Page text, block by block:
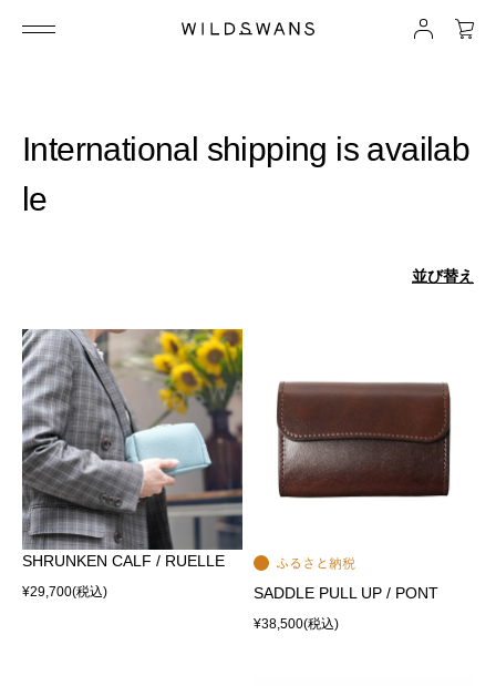
International shipping is availab
le
並び替え
SHRUNKEN CALF / RUELLE
¥29,700(税込) SADDLE PULL UP / PONT
¥38,500(税込)